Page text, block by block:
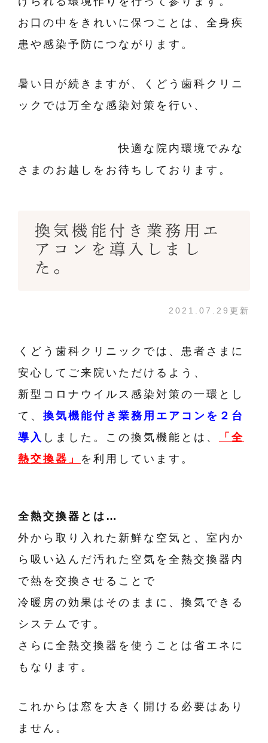
お口の中をきれいに保つことは、全身疾
患や感染予防につながります。
暑い日が続きますが、くどう歯科クリニ
ックでは万全な感染対策を行い、
快適な院内環境でみな
さまのお越しをお待ちしております。
換気機能付き業務用エ
アコンを導入しまし
た。
2021.07.29更新
くどう歯科クリニックでは、患者さまに
安心してご来院いただけるよう、
新型コロナウイルス感染対策の一環とし
て、 換気機能付き業務用エアコンを２台
導入 しました。この換気機能とは、
「全
熱交換器」 を利用しています。
全熱交換器とは…
外から取り入れた新鮮な空気と、室内か
ら吸い込んだ汚れた空気を全熱交換器内
で熱を交換させることで
冷暖房の効果はそのままに、換気できる
システムです。
さらに全熱交換器を使うことは省エネに
もなります。
これからは窓を大きく開ける必要はあり
ません。